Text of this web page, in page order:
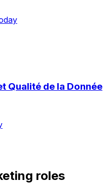
Qualité de la Donnée
roles